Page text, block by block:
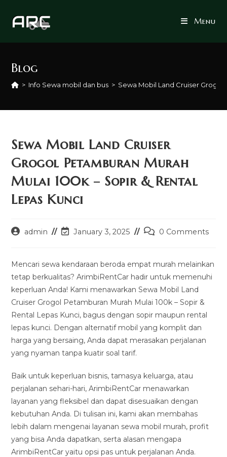
Menu
Blog
> Info Sewa mobil dan bus > Sewa Mobil Land Cruiser Grogol
Sewa Mobil Land Cruiser
Grogol Petamburan Murah
Mulai 100k – Sopir & Rental
Lepas Kunci
Postadmin
PostJanuary 3, 2025
Post0 Comments
Mencari sewa kendaraan beroda empat murah melainkan
tetap berkualitas? ArimbiRentCar hadir untuk memenuhi
keperluan Anda! Kami menawarkan Sewa Mobil Land
Cruiser Grogol Petamburan Murah Mulai 100k – Sopir &
Rental Lepas Kunci, bagus dengan sopir maupun rental
lepas kunci. Dengan alternatif mobil yang komplit dan
harga yang bersaing, Anda dapat merasakan perjalanan
yang nyaman tanpa kuatir soal tarif.
Baik untuk keperluan bisnis, tamasya keluarga, atau
perjalanan sehari-hari, ArimbiRentCar menawarkan
layanan yang fleksibel dan dapat disesuaikan dengan
kebutuhan Anda. Di tulisan ini, kami akan membahas
lebih dalam mengenai layanan sewa mobil murah, profit
yang bisa Anda dapatkan, serta alasan mengapa
ArimbiRentCar yaitu opsi pas untuk perjalanan Anda.